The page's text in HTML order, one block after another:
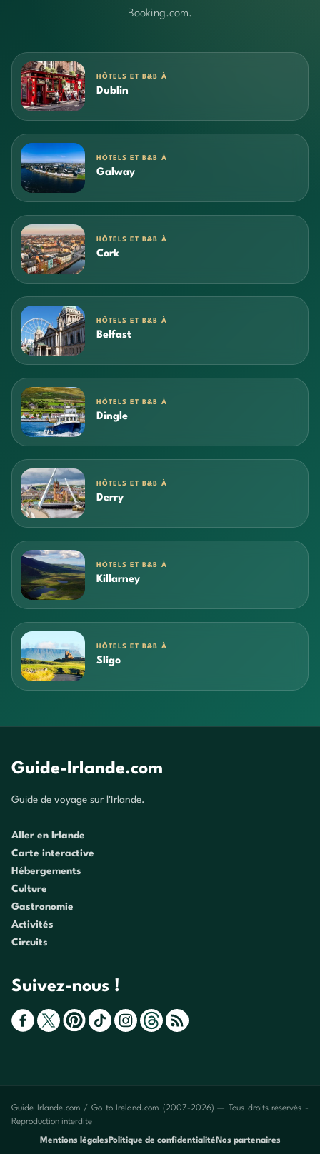
Booking.com.
HÔTELS ET B&B À
Dublin
HÔTELS ET B&B À
Galway
HÔTELS ET B&B À
Cork
HÔTELS ET B&B À
Belfast
HÔTELS ET B&B À
Dingle
HÔTELS ET B&B À
Derry
HÔTELS ET B&B À
Killarney
HÔTELS ET B&B À
Sligo
Guide-Irlande.com
Guide de voyage sur l'Irlande.
Aller en Irlande
Carte interactive
Hébergements
Culture
Gastronomie
Activités
Circuits
Suivez-nous !
Guide Irlande.com / Go to Ireland.com (2007-2026) — Tous droits réservés -
Reproduction interdite
Mentions légales Politique de confidentialité Nos partenaires